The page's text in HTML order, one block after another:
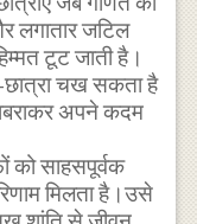
लगातार जटिल
टूट जाती है।
छात्रा चख सकता है
अपने कदम
को साहसपूर्वक
मिलता है।उसे